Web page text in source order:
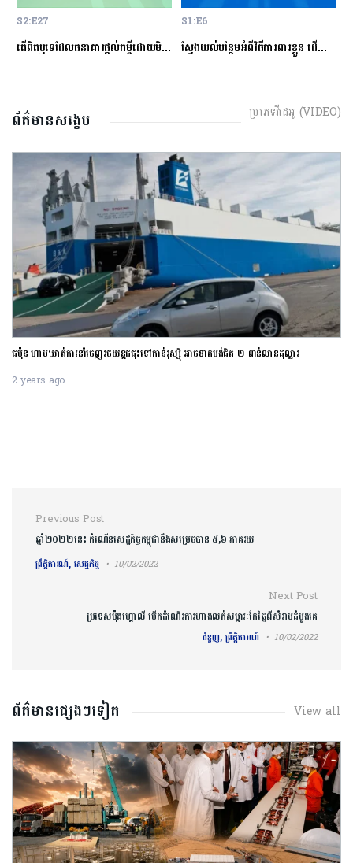
S2:E27
តើពិតឬទេដែលធនាគារផ្ដល់កម្ចីដោយមិនសិក្សាលើលទ្ធភាពសងត្រឡប់?
S1:E6
ស្វែងយល់បន្ថែមអំពីវិធីការពារខ្លួន ដើម្បីជៀសវាងពីការឆបោកតាមបច្ចេកវិទ្យាហិរញ្ញវត្ថុ!
ព័ត៌មានសង្ខេប ប្រភេទវីដេអូ (VIDEO)
ជប៉ុន ហាមឃាត់ការនាំចេញរថយន្តជជុះទៅកាន់រុស្ស៊ី អាចខាតបង់ជិត ២ ពាន់លានដុល្លារ
2 years ago
Post navigation
Previous Post
ឆ្នាំ២០២២នេះ កំណើនសេដ្ឋកិច្ចកម្ពុជានឹងសម្រេចបាន ៥,៦ ភាគរយ
ព្រឹត្តិការណ៍, សេដ្ឋកិច្ច 10/02/2022
Next Post
ប្រទេសម៉ុងហ្គោលី បើកដំណើរការហាងលក់សម្ភារៈកែឆ្នៃពីសំរាមដំបូងគេ
ជំនួញ, ព្រឹត្តិការណ៍ 10/02/2022
ព័ត៌មានផ្សេងៗទៀត View all